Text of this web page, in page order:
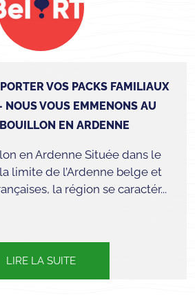
VOS PACKS FAMILIAUX
NOUS VOUS EMMENONS AU
EN ARDENNE
en Ardenne Située dans le
limite de l’Ardenne belge et
la région se caractér...
LIRE LA SUITE